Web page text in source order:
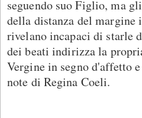
seguendo suo Figlio, ma
della distanza del margine
rivelano incapaci di starle
dei beati indirizza la
Vergine in segno d'affetto
note di Regina Coeli.